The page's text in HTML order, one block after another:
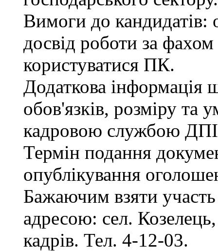
Вимоги до кандидатів:
досвід роботи за
користуватися ПК.
Додаткова інформація
обов'язків, розміру та
кадровою службою
Термін подання
опублікування
Бажаючим взяти участь
адресою: сел.
кадрів. Тел. 4-12-03.